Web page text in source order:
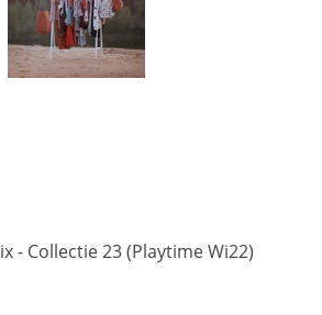
- Collectie 23 (Playtime Wi22)